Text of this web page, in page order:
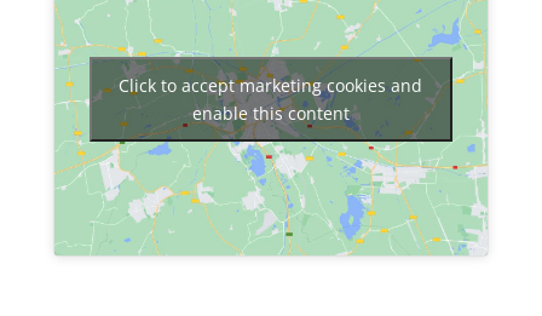
Click to accept marketing cookies and
enable this content